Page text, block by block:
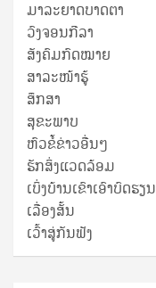
ມາລະຍາດບາດຕາ
ວົງຈອນກີລາ
ສັງຄົມກົດໝາຍ
ສາລະໜ້າຮູ້
ສຶກສາ
ສຸ​ຂະ​ພາບ
ຫົວຂໍ້ຂ່າວອື່ນໆ
ຮັກສິ່ງແວດລ້ອມ
ເບິ່ງບ້ານເຂົາເອົາບົດຮຽນ
ເລື່ອງສັ້ນ
ເວົ້າສູ່ກັນຟັງ